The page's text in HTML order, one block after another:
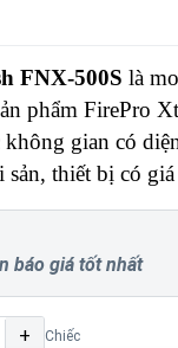
FNX-500S là
phẩm FirePro
không gian có
sản, thiết bị có
báo giá tốt nhất
+ Chiếc